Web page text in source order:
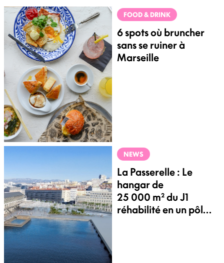
FOOD & DRINK
6 spots où bruncher
sans se ruiner à
Marseille
NEWS
La Passerelle : Le
hangar de
25 000 m² du J1
réhabilité en un pôle